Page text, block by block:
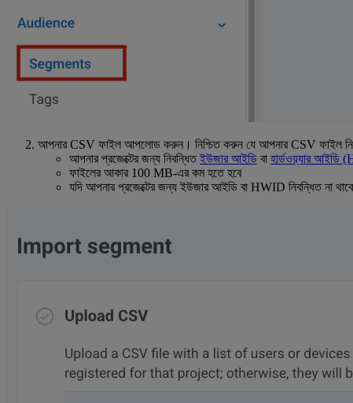
আপনার CSV ফাইল আপলোড করুন। নিশ্চিত করুন যে আপনার CSV ফাইল
আপনার প্রজেক্টের জন্য নিবন্ধিতইউজার আইডি বা হার্ডওয়্যার আইডি
ফাইলের আকার 100 MB-এর কম হতে হবে
যদি আপনার প্রজেক্টের জন্য ইউজার আইডি বা HWID নিবন্ধিত না